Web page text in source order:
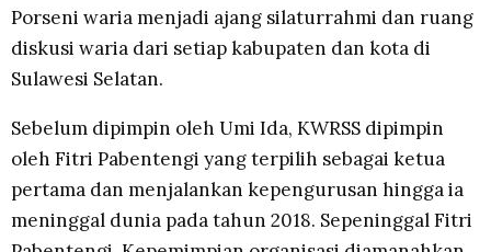
Porseni waria menjadi ajang silaturrahmi dan ruang
diskusi waria dari setiap kabupaten dan kota di
Sulawesi Selatan.
Sebelum dipimpin oleh Umi Ida, KWRSS dipimpin
oleh Fitri Pabentengi yang terpilih sebagai ketua
pertama dan menjalankan kepengurusan hingga ia
meninggal dunia pada tahun 2018. Sepeninggal Fitri